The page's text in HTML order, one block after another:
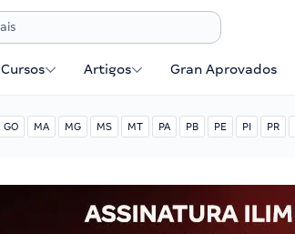
Cursos Artigos Gran Aprovados
GO MA MG MS MT PA PB PE PI PR